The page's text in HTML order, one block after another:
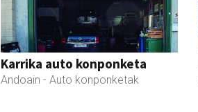
Karrika auto konponketa
Andoain - Auto konponketak